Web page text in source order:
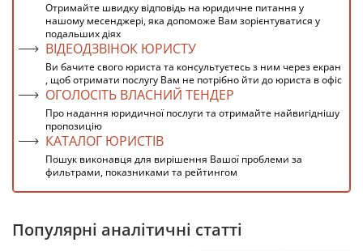
Отримайте швидку відповідь на юридичне питання у
нашому месенджері, яка допоможе Вам зорієнтуватися у
подальших діях
ВІДЕОДЗВІНОК ЮРИСТУ
Ви бачите свого юриста та консультуєтесь з ним через екран
, щоб отримати послугу Вам не потрібно йти до юриста в офіс
ОГОЛОСІТЬ ВЛАСНИЙ ТЕНДЕР
Про надання юридичної послуги та отримайте найвигіднішу
пропозицію
КАТАЛОГ ЮРИСТІВ
Пошук виконавця для вирішення Вашої проблеми за
фильтрами, показниками та рейтингом
Популярні аналітичні статті